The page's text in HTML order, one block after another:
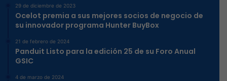
29 de diciembre de 2023
Ocelot premia a sus mejores socios de negocio de
su innovador programa Hunter BuyBox
21 de febrero de 2024
Panduit Listo para la edición 25 de su Foro Anual
GSIC
4 de marzo de 2024